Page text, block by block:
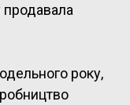
продавала
року,